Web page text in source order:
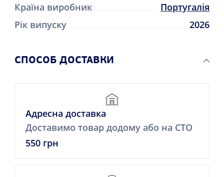
Країна виробник
Португалія
Рік випуску
2026
CПОСОБ ДОСТАВКИ
Адресна доставка
Доставимо товар додому або на СТО
550 грн